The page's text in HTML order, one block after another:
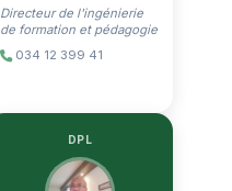
Directeur de l'ingénierie
de formation et pédagogie
034 12 399 41
DPL